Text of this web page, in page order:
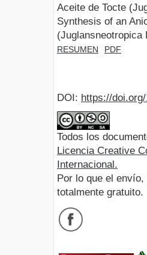
Aceite de Tocte
Synthesis of an
(Juglansneotropica
RESUMEN PDF
DOI: https://
Todos los
Licencia Creative
Internacional.
Por lo que el
totalmente gratuito.